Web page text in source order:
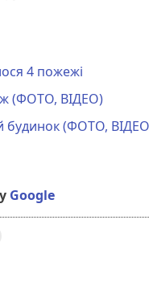
4 пожежі
(ФОТО, ВІДЕО)
будинок (ФОТО,
Google